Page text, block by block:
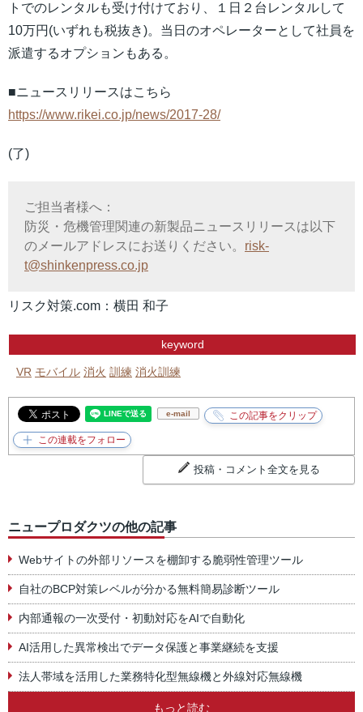
トでのレンタルも受け付けており、１日２台レンタルして
10万円(いずれも税抜き)。当日のオペレーターとして社員を
派遣するオプションもある。
■ニュースリリースはこちら
https://www.rikei.co.jp/news/2017-28/
(了)
ご担当者様へ：
防災・危機管理関連の新製品ニュースリリースは以下
のメールアドレスにお送りください。 risk-
t@shinkenpress.co.jp
リスク対策.com：横田 和子
keyword
VR モバイル 消火 訓練 消火訓練
e-mail
投稿・コメント全文を見る
ニュープロダクツの他の記事
Webサイトの外部リソースを棚卸する脆弱性管理ツール
自社のBCP対策レベルが分かる無料簡易診断ツール
内部通報の一次受付・初動対応をAIで自動化
AI活用した異常検出でデータ保護と事業継続を支援
法人帯域を活用した業務特化型無線機と外線対応無線機
もっと読む